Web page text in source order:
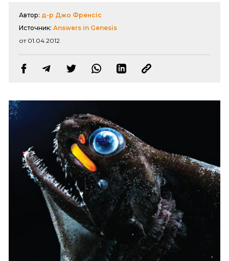
Автор: д-р Джо Френсіс
Источник: Answers in Genesis
от 01.04.2012